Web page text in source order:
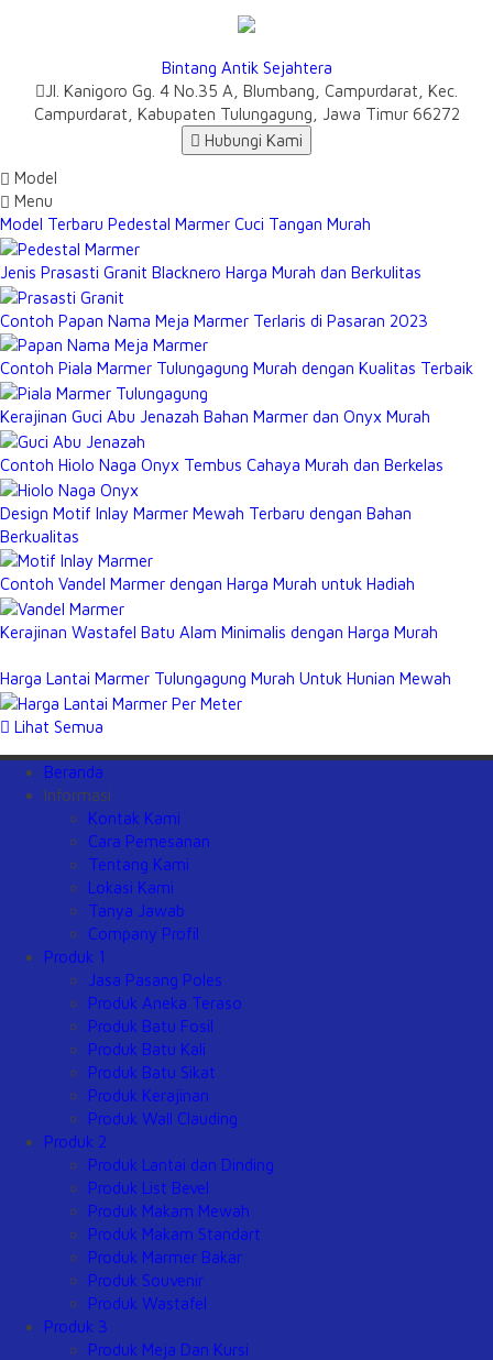
Bintang Antik Sejahtera
Jl. Kanigoro Gg. 4 No.35 A, Blumbang, Campurdarat, Kec.
Campurdarat, Kabupaten Tulungagung, Jawa Timur 66272
Hubungi Kami
Model
Menu
Model Terbaru Pedestal Marmer Cuci Tangan Murah
Jenis Prasasti Granit Blacknero Harga Murah dan Berkulitas
Contoh Papan Nama Meja Marmer Terlaris di Pasaran 2023
Contoh Piala Marmer Tulungagung Murah dengan Kualitas Terbaik
Kerajinan Guci Abu Jenazah Bahan Marmer dan Onyx Murah
Contoh Hiolo Naga Onyx Tembus Cahaya Murah dan Berkelas
Design Motif Inlay Marmer Mewah Terbaru dengan Bahan
Berkualitas
Contoh Vandel Marmer dengan Harga Murah untuk Hadiah
Kerajinan Wastafel Batu Alam Minimalis dengan Harga Murah
Harga Lantai Marmer Tulungagung Murah Untuk Hunian Mewah
Lihat Semua
Beranda
Informasi
Kontak Kami
Cara Pemesanan
Tentang Kami
Lokasi Kami
Tanya Jawab
Company Profil
Produk 1
Jasa Pasang Poles
Produk Aneka Teraso
Produk Batu Fosil
Produk Batu Kali
Produk Batu Sikat
Produk Kerajinan
Produk Wall Clauding
Produk 2
Produk Lantai dan Dinding
Produk List Bevel
Produk Makam Mewah
Produk Makam Standart
Produk Marmer Bakar
Produk Souvenir
Produk Wastafel
Produk 3
Produk Meja Dan Kursi